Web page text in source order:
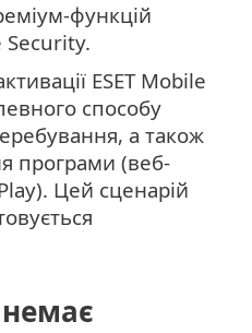
функцій
Security.
ESET Mobile
способу
а також
програми (веб-
Цей сценарій